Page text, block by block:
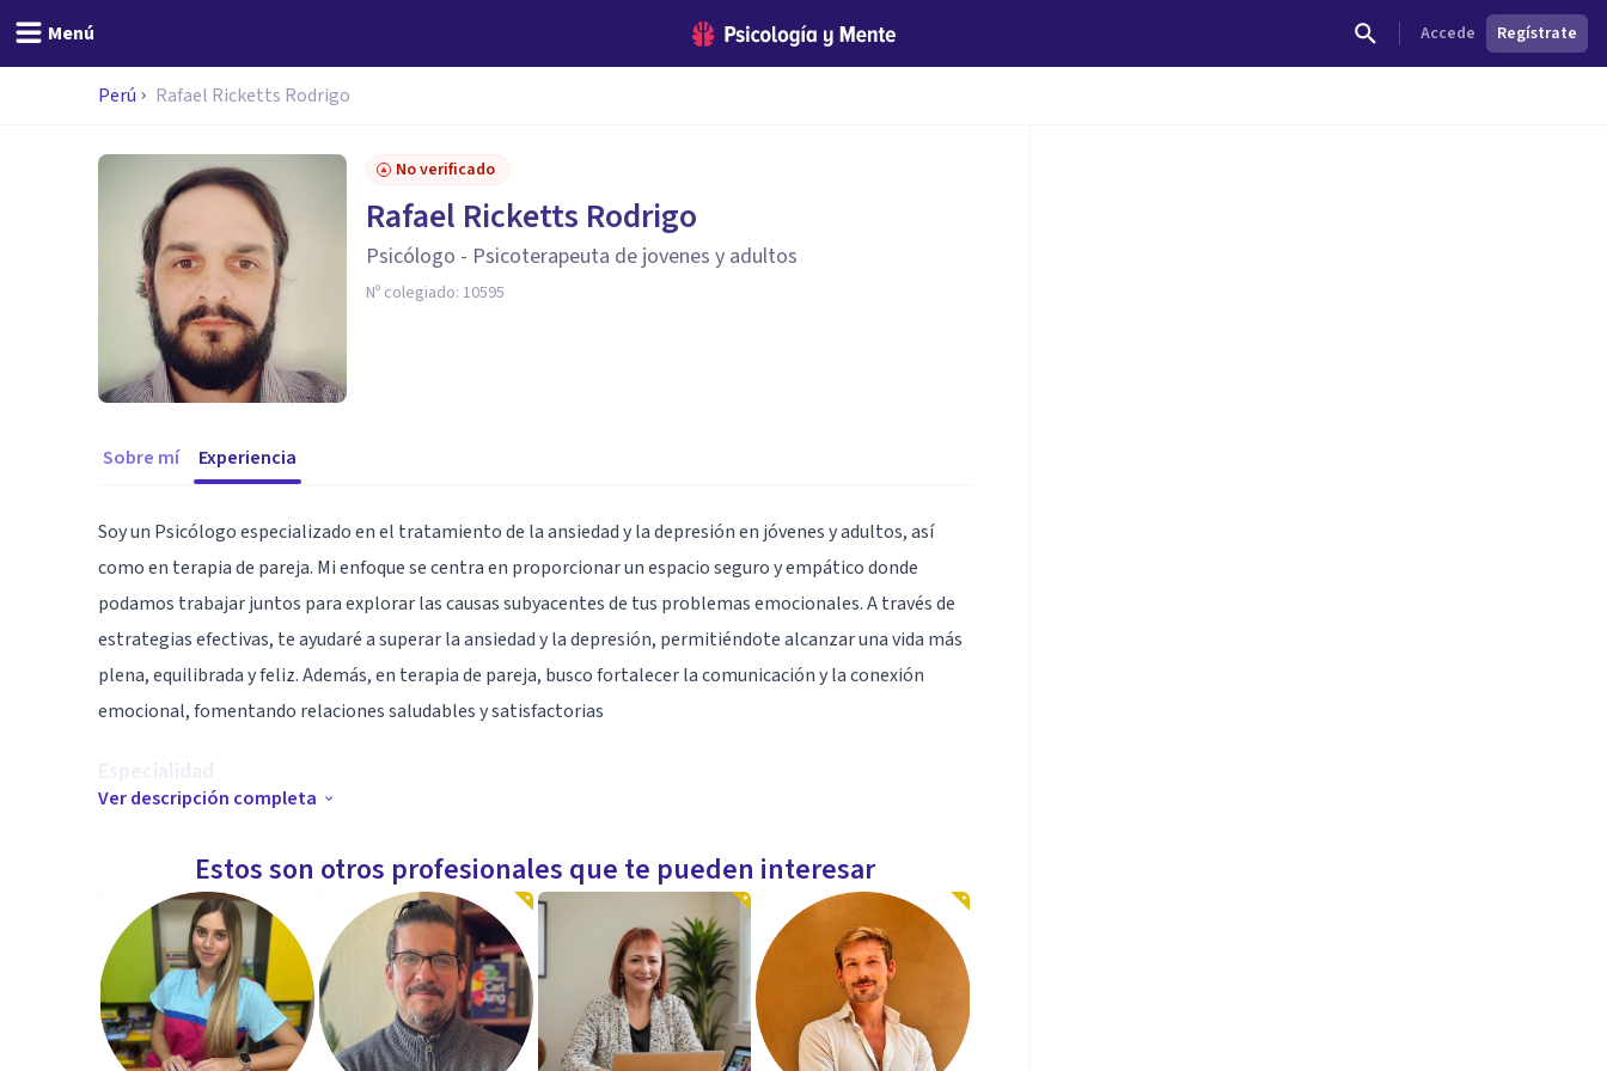
Menú Accede Regístrate
Perú Rafael Ricketts Rodrigo
No verificado
Rafael Ricketts Rodrigo
Psicólogo - Psicoterapeuta de jovenes y adultos
Nº colegiado: 10595
Sobre mí Experiencia
Soy un Psicólogo especializado en el tratamiento de la ansiedad y la depresión en jóvenes y adultos, así
como en terapia de pareja. Mi enfoque se centra en proporcionar un espacio seguro y empático donde
podamos trabajar juntos para explorar las causas subyacentes de tus problemas emocionales. A través de
estrategias efectivas, te ayudaré a superar la ansiedad y la depresión, permitiéndote alcanzar una vida más
plena, equilibrada y feliz. Además, en terapia de pareja, busco fortalecer la comunicación y la conexión
emocional, fomentando relaciones saludables y satisfactorias
Especialidad
Licenciado en psicología clínica, con una sólida formación en psicología clínica y de la salud, Me he
neurolingüística (PNL) Amplia experiencia en evaluación y diagnostico psicológico, abordaje
psicoterapéutico y seguimiento en pacientes jóvenes y adultos.
Además, cuento con una destacada trayectoria trayectoria como docente universitario en el campo de la
psicología siendo reconocido por su capacidad de impartir clases de manera efectiva y dinámica, siempre
buscando fomentar el aprendizaje activo y brindar herramientas prácticas a mis estudiantes.
Ver descripción completa
Estos son otros profesionales que te pueden interesar